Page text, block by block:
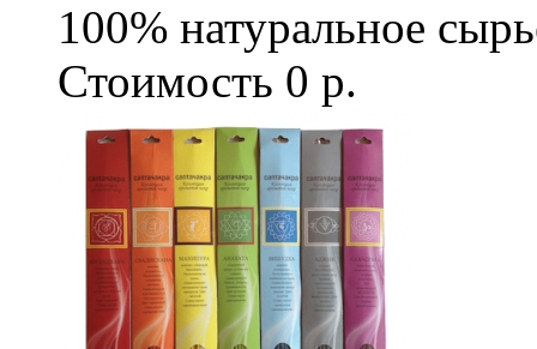
100% натуральное
Стоимость 0 р.